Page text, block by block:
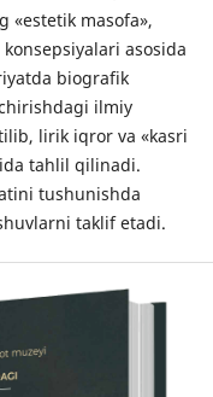
«estetik masofa»,
asosida
biografik
ilmiy
lirik iqror va «kasri
tahlil qilinadi.
tushunishda
taklif etadi.